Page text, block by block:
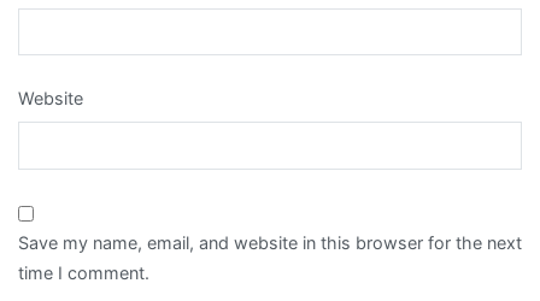
Website
Save my name, email, and website in this browser for the next
time I comment.